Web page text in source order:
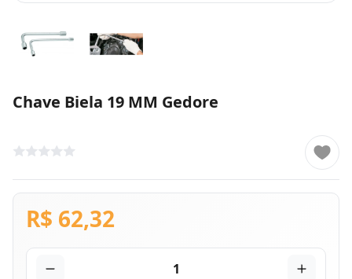
Chave Biela 19 MM Gedore
R$ 62,32
1